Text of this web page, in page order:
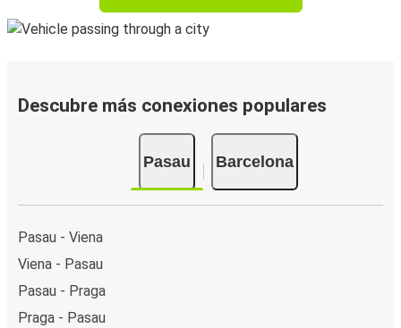
Descubre más conexiones populares
Pasau Barcelona
Pasau - Viena
Viena - Pasau
Pasau - Praga
Praga - Pasau